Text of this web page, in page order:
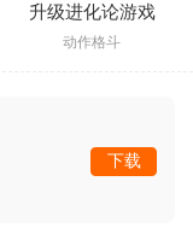
升级进化论游戏
动作格斗
下载